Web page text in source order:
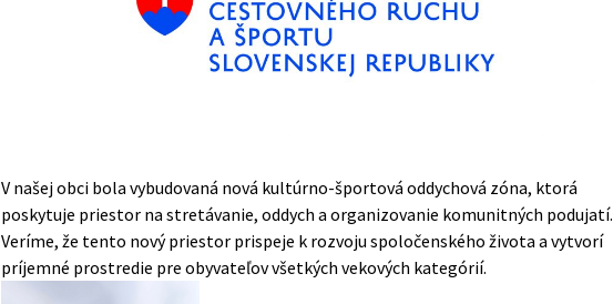
V našej obci bola vybudovaná nová kultúrno-športová oddychová zóna, ktorá
poskytuje priestor na stretávanie, oddych a organizovanie komunitných podujatí.
Veríme, že tento nový priestor prispeje k rozvoju spoločenského života a vytvorí
príjemné prostredie pre obyvateľov všetkých vekových kategórií.